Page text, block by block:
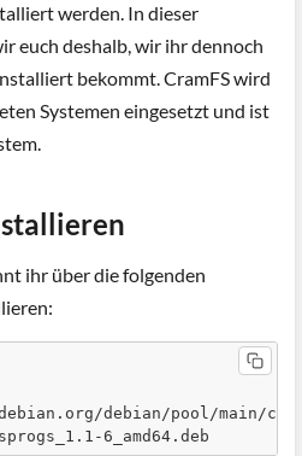
werden. In dieser
euch deshalb, wir ihr dennoch
bekommt. CramFS wird
Systemen eingesetzt und ist
ihr über die folgenden
debian/pool/main/c/
6_amd64.deb